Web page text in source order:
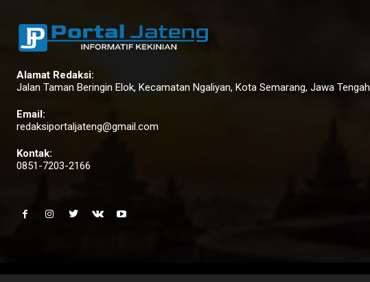
Alamat Redaksi:
Jalan Taman Beringin Elok, Kecamatan Ngaliyan, Kota Semarang, Jawa Tengah.
Email:
redaksiportaljateng@gmail.com
Kontak:
0851-7203-2166